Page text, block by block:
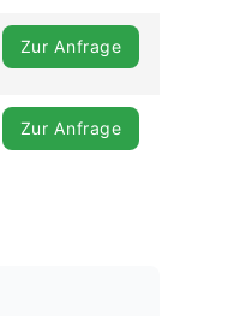
Zur Anfrage
Zur Anfrage